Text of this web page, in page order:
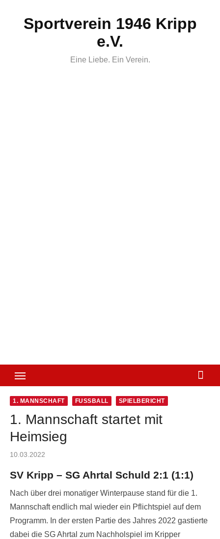
Sportverein 1946 Kripp
e.V.
Eine Liebe. Ein Verein.
1. MANNSCHAFT FUSSBALL SPIELBERICHT
1. Mannschaft startet mit
Heimsieg
Posted
10.03.2022
SV Kripp – SG Ahrtal Schuld 2:1 (1:1)
Nach über drei monatiger Winterpause stand für die 1.
Mannschaft endlich mal wieder ein Pflichtspiel auf dem
Programm. In der ersten Partie des Jahres 2022 gastierte
dabei die SG Ahrtal zum Nachholspiel im Kripper